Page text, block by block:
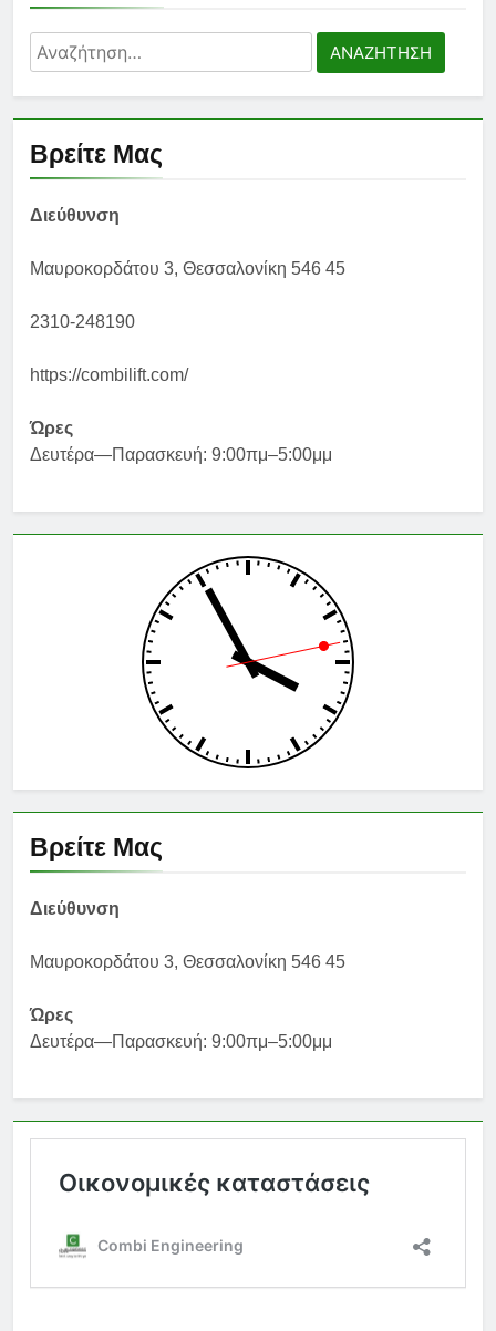
Αναζήτηση
για:
Βρείτε Μας
Διεύθυνση
Μαυροκορδάτου 3, Θεσσαλονίκη 546 45
2310-248190
https://combilift.com/
Ώρες
Δευτέρα—Παρασκευή: 9:00πμ–5:00μμ
Βρείτε Μας
Διεύθυνση
Μαυροκορδάτου 3, Θεσσαλονίκη 546 45
Ώρες
Δευτέρα—Παρασκευή: 9:00πμ–5:00μμ